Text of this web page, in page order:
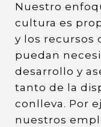
Nuestro
cultura es
y los recursos
puedan
desarrollo y
tanto de la
conlleva. Por
nuestros